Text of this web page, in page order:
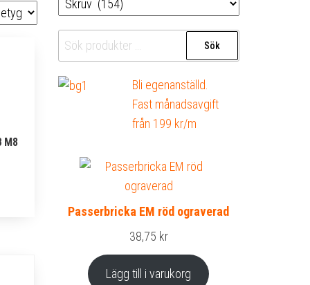
M8
Sök
efter:
Sök
Bli egenanställd.
Fast månadsavgift
från 199 kr/m
Passerbricka EM röd ograverad
38,75 kr
Lägg till i varukorg